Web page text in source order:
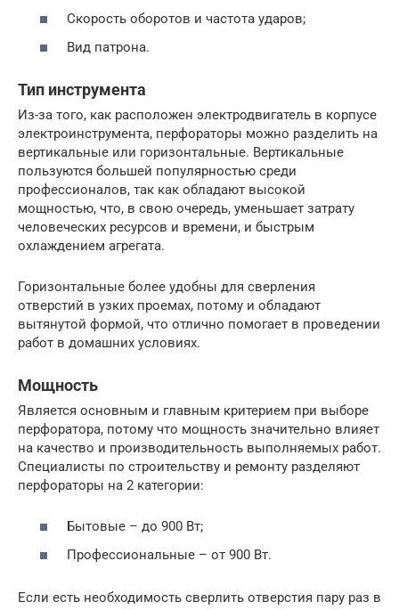
Скорость оборотов и частота ударов;
Вид патрона.
Тип инструмента
Из-за того, как расположен электродвигатель в корпусе
электроинструмента, перфораторы можно разделить на
вертикальные или горизонтальные. Вертикальные
пользуются большей популярностью среди
профессионалов, так как обладают высокой
мощностью, что, в свою очередь, уменьшает затрату
человеческих ресурсов и времени, и быстрым
охлаждением агрегата.
Горизонтальные более удобны для сверления
отверстий в узких проемах, потому и обладают
вытянутой формой, что отлично помогает в проведении
работ в домашних условиях.
Мощность
Является основным и главным критерием при выборе
перфоратора, потому что мощность значительно влияет
на качество и производительность выполняемых работ.
Специалисты по строительству и ремонту разделяют
перфораторы на 2 категории:
Бытовые – до 900 Вт;
Профессиональные – от 900 Вт.
Если есть необходимость сверлить отверстия пару раз в